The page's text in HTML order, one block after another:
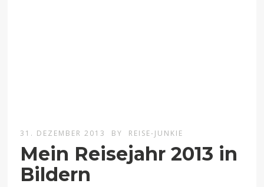
31. DEZEMBER 2013 BY REISE-JUNKIE
Mein Reisejahr 2013 in
Bildern